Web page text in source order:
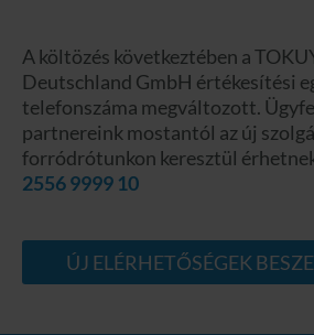
A költözés következtében a
Deutschland GmbH értékesítési
telefonszáma megváltozott.
partnereink mostantól az új
forródrótunkon keresztül
2556 9999 10
ÚJ ELÉRHETŐSÉGEK